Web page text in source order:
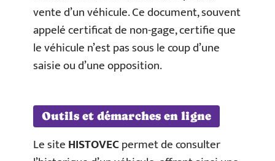
vente d’un véhicule. Ce document, souvent
appelé certificat de non-gage, certifie que
le véhicule n’est pas sous le coup d’une
saisie ou d’une opposition.
Outils et démarches en ligne
Le siteHISTOVECpermet de consulter